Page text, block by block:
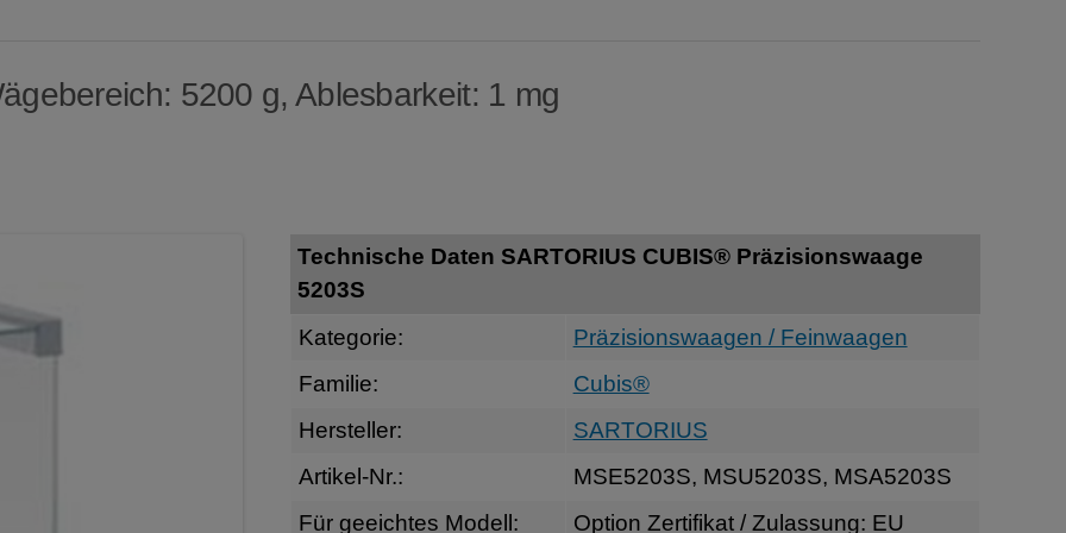
5200 g, Ablesbarkeit: 1 mg
Technische Daten SARTORIUS CUBIS® Präzisionswaage
5203S
Kategorie:
Präzisionswaagen / Feinwaagen
Familie:
Cubis®
Hersteller:
SARTORIUS
Artikel-Nr.:
MSE5203S, MSU5203S, MSA5203S
Für geeichtes Modell:
Option Zertifikat / Zulassung: EU